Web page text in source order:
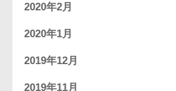
2020年2月
2020年1月
2019年12月
2019年11月